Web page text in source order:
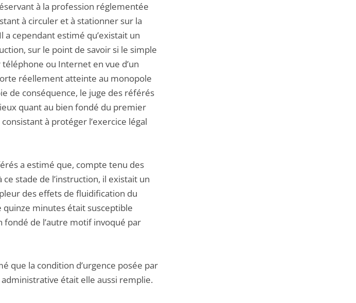
à la profession réglementée
à circuler et à stationner sur la
cependant estimé qu’existait un
sur le point de savoir si le simple
ou Internet en vue d’un
réellement atteinte au monopole
de conséquence, le juge des référés
quant au bien fondé du premier
à protéger l’exercice légal
a estimé que, compte tenu des
stade de l’instruction, il existait un
des effets de fluidification du
minutes était susceptible
fondé de l’autre motif invoqué par
que la condition d’urgence posée par
était elle aussi remplie.